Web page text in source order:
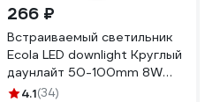
266 ₽
Встраиваемый светильник
Ecola LED downlight Круглый
даунлайт 50-100mm 8W
220V 4200K 115x20
4.1(34)